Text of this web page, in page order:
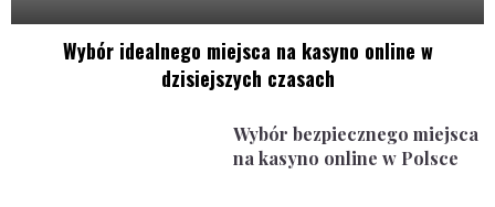
Wybór idealnego miejsca na kasyno online w
dzisiejszych czasach
Wybór bezpiecznego miejsca
na kasyno online w Polsce